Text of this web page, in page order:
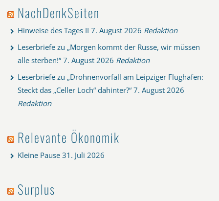
NachDenkSeiten
Hinweise des Tages II 7. August 2026 Redaktion
Leserbriefe zu „Morgen kommt der Russe, wir müssen
alle sterben!“ 7. August 2026 Redaktion
Leserbriefe zu „Drohnenvorfall am Leipziger Flughafen:
Steckt das „Celler Loch“ dahinter?“ 7. August 2026
Redaktion
Relevante Ökonomik
Kleine Pause 31. Juli 2026
Surplus